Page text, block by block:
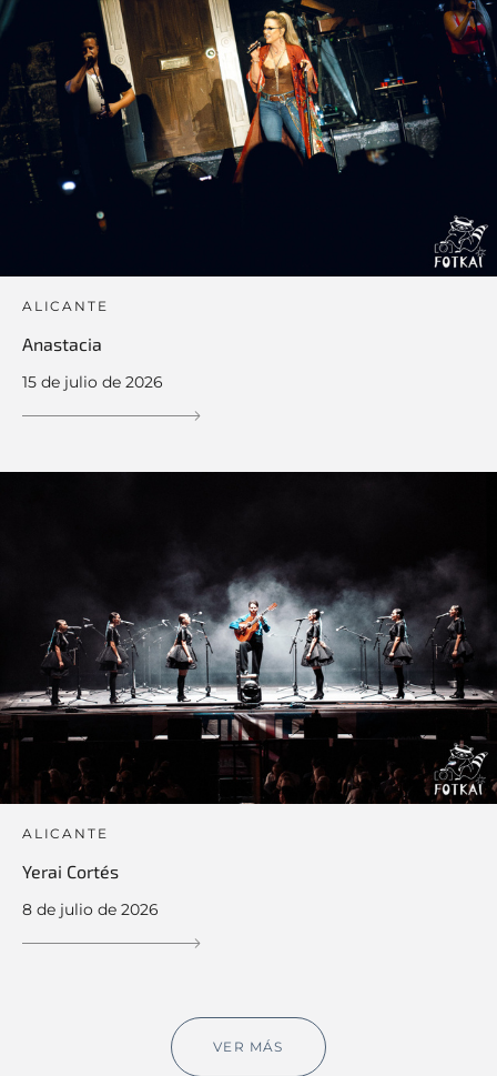
ALICANTE
Anastacia
15 de julio de 2026
ALICANTE
Yerai Cortés
8 de julio de 2026
VER MÁS